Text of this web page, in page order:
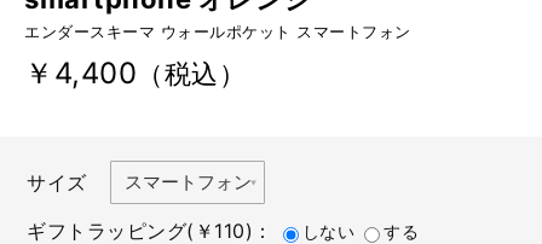
エンダースキーマ ウォールポケット スマートフォン
￥4,400 （税込）
サイズ
ギフトラッピング(￥110)：
しない する